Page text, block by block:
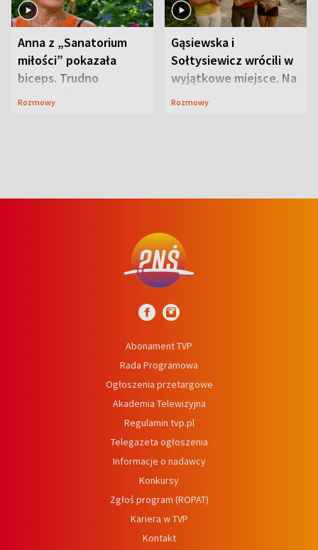
Anna z „Sanatorium
miłości” pokazała
biceps. Trudno
uwierzyć, co przeszła
Rozmowy
Gąsiewska i
Sołtysiewicz wrócili w
wyjątkowe miejsce. Na
szlaku czekał
Rozmowy
Abonament TVP
Rada Programowa
Ogłoszenia przetargowe
Akademia Telewizyjna
Regulamin tvp.pl
Telegazeta ogłoszenia
Informacje o nadawcy
Konkursy
Zgłoś program (ROPAT)
Kariera w TVP
Kontakt